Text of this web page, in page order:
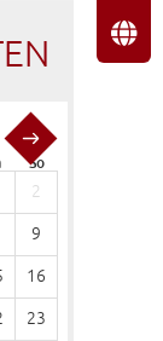
So
2
9
16
23